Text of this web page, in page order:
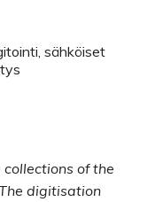
sähköiset
of the
digitisation